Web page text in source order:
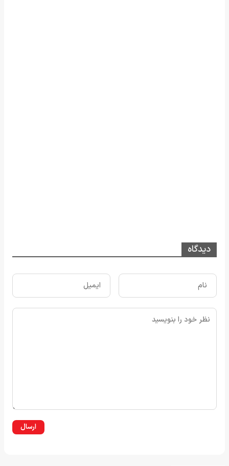
دیدگاه
ارسال